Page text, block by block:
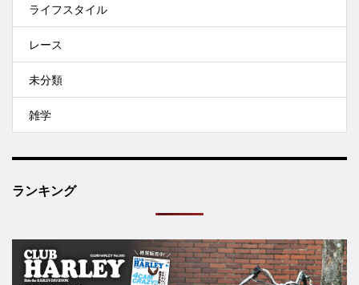
ライフスタイル
レース
未分類
雑学
ランキング